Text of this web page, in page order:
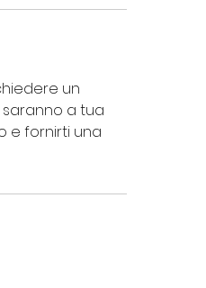
un
saranno a tua
e fornirti una